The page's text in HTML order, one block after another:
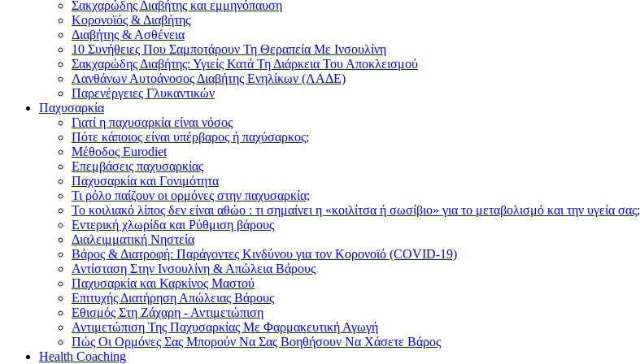
Σακχαρώδης Διαβήτης και εμμηνόπαυση
Κορονοϊός & Διαβήτης
Διαβήτης & Ασθένεια
10 Συνήθειες Που Σαμποτάρουν Τη Θεραπεία Με Ινσουλίνη
Σακχαρώδης Διαβήτης: Υγιείς Κατά Τη Διάρκεια Του Αποκλεισμού
Λανθάνων Αυτοάνοσος Διαβήτης Ενηλίκων (ΛΑΔΕ)
Παρενέργειες Γλυκαντικών
Παχυσαρκία
Γιατί η παχυσαρκία είναι νόσος
Πότε κάποιος είναι υπέρβαρος ή παχύσαρκος;
Μέθοδος Eurodiet
Επεμβάσεις παχυσαρκίας
Παχυσαρκία και Γονιμότητα
Τι ρόλο παίζουν οι ορμόνες στην παχυσαρκία;
Το κοιλιακό λίπος δεν είναι αθώο : τι σημαίνει η «κοιλίτσα ή σωσίβιο» για το μεταβολισμό και την υγεία σας;
Εντερική χλωρίδα και Ρύθμιση βάρους
Διαλειμματική Νηστεία
Βάρος & Διατροφή: Παράγοντες Κινδύνου για τον Κορονοϊό (COVID-19)
Αντίσταση Στην Ινσουλίνη & Απώλεια Βάρους
Παχυσαρκία και Καρκίνος Μαστού
Επιτυχής Διατήρηση Απώλειας Βάρους
Εθισμός Στη Ζάχαρη - Αντιμετώπιση
Αντιμετώπιση Της Παχυσαρκίας Με Φαρμακευτική Αγωγή
Πώς Οι Ορμόνες Σας Μπορούν Να Σας Βοηθήσουν Να Χάσετε Βάρος
Health Coaching